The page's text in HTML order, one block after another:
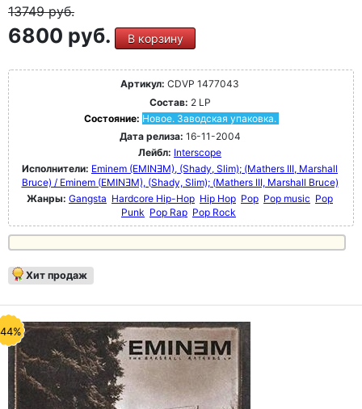
13749руб.
6800 руб. В корзину
Артикул: CDVP 1477043
Состав: 2 LP
Состояние: Новое. Заводская упаковка.
Дата релиза: 16-11-2004
Лейбл: Interscope
Исполнители: Eminem (EMINƎM), (Shady, Slim); (Mathers III, Marshall
Bruce) / Eminem (EMINƎM), (Shady, Slim); (Mathers III, Marshall Bruce)
Жанры: Gangsta Hardcore Hip-Hop Hip Hop Pop Pop music Pop
Punk Pop Rap Pop Rock
Хит продаж